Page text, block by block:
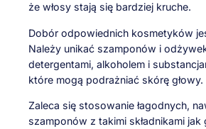
że włosy stają się bardziej kruche.
Dobór odpowiednich kosmetyków
Należy unikać szamponów i
detergentami, alkoholem i
które mogą podrażniać skórę głowy.
Zaleca się stosowanie łagodnych,
szamponów z takimi składnikami jak